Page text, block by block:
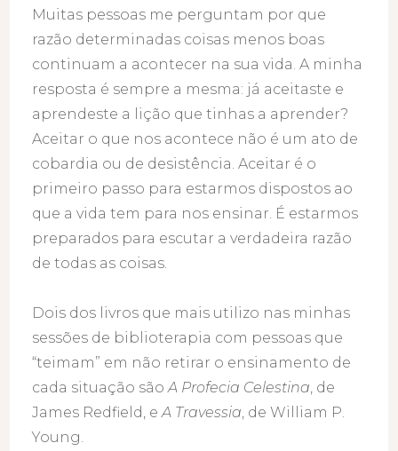
Muitas pessoas me perguntam por que
razão determinadas coisas menos boas
continuam a acontecer na sua vida. A minha
resposta é sempre a mesma: já aceitaste e
aprendeste a lição que tinhas a aprender?
Aceitar o que nos acontece não é um ato de
cobardia ou de desistência. Aceitar é o
primeiro passo para estarmos dispostos ao
que a vida tem para nos ensinar. É estarmos
preparados para escutar a verdadeira razão
de todas as coisas.
Dois dos livros que mais utilizo nas minhas
sessões de biblioterapia com pessoas que
“teimam” em não retirar o ensinamento de
cada situação sãoA Profecia Celestina, de
James Redfield, eA Travessia, de William P.
Young.